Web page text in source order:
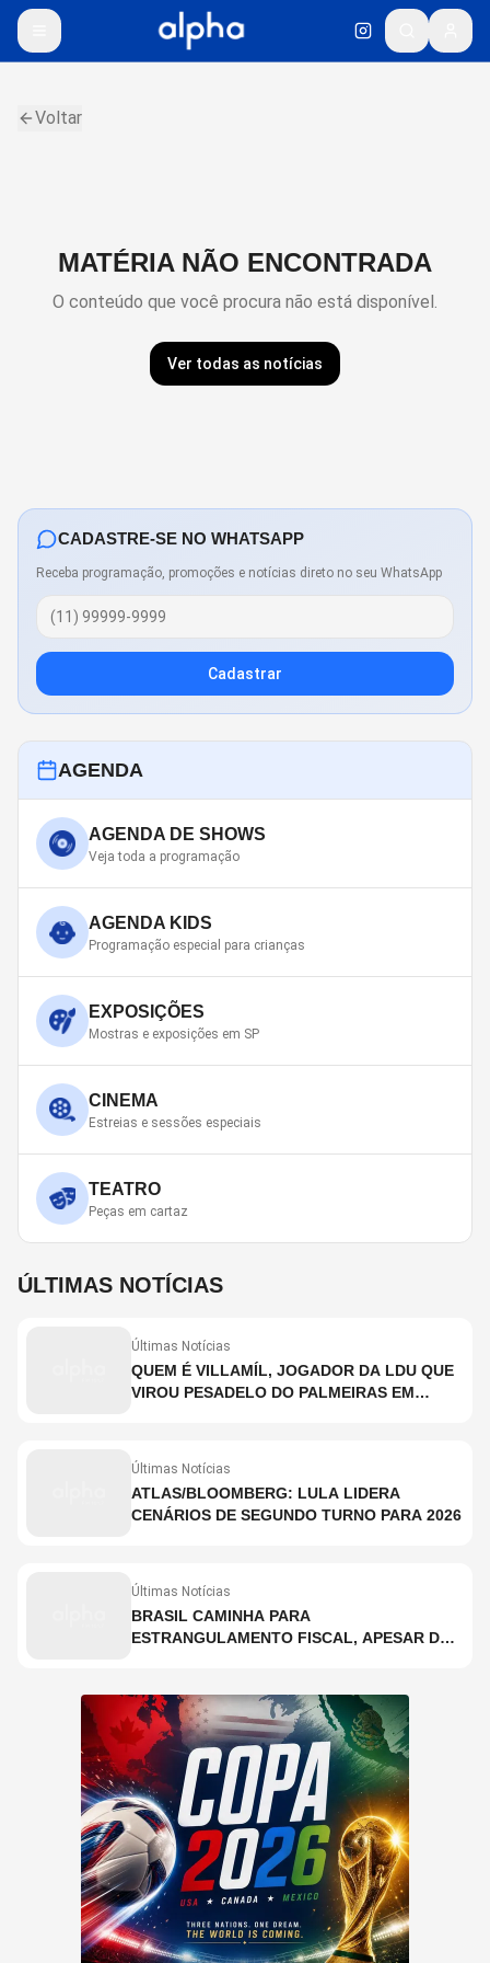
Voltar
MATÉRIA NÃO ENCONTRADA
O conteúdo que você procura não está disponível.
Ver todas as notícias
CADASTRE-SE NO WHATSAPP
Receba programação, promoções e notícias direto no seu WhatsApp
Cadastrar
AGENDA
AGENDA DE SHOWS
Veja toda a programação
AGENDA KIDS
Programação especial para crianças
EXPOSIÇÕES
Mostras e exposições em SP
CINEMA
Estreias e sessões especiais
TEATRO
Peças em cartaz
ÚLTIMAS NOTÍCIAS
Últimas Notícias
QUEM É VILLAMÍL, JOGADOR DA LDU QUE
VIROU PESADELO DO PALMEIRAS EM
Últimas Notícias
ATLAS/BLOOMBERG: LULA LIDERA
CENÁRIOS DE SEGUNDO TURNO PARA 2026
Últimas Notícias
BRASIL CAMINHA PARA
ESTRANGULAMENTO FISCAL, APESAR DE